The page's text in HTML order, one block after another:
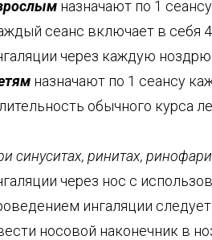
назначают по 1
сеанс включает в себя
через каждую ноздрю.
назначают по 1 сеансу
обычного курса
синуситах, ринитах,
через нос с
ингаляции
носовой наконечник в